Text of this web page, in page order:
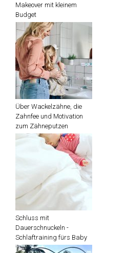
Makeover mit kleinem
Budget
Über Wackelzähne, die
Zahnfee und Motivation
zum Zähneputzen
Schluss mit
Dauerschnuckeln -
Schlaftraining fürs Baby